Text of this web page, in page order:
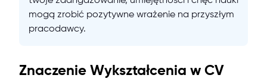
mogą zrobić pozytywne wrażenie na przyszłym
pracodawcy.
Znaczenie Wykształcenia w CV